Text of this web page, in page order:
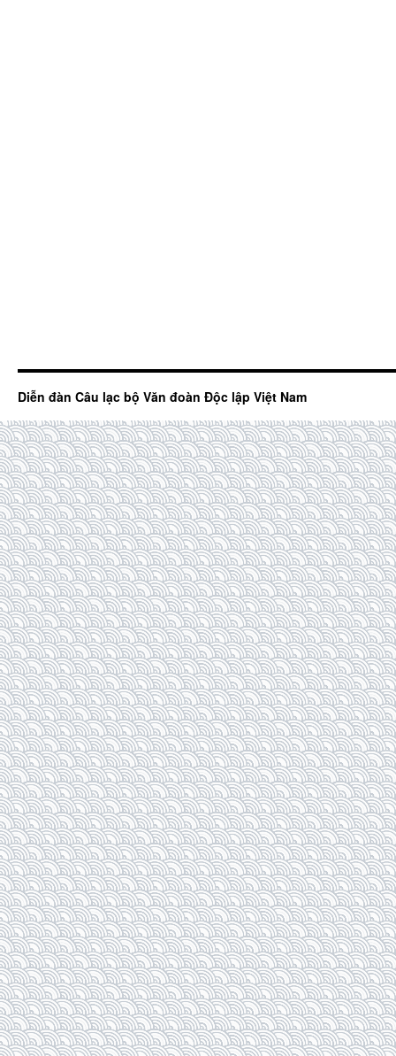
Diễn đàn Câu lạc bộ Văn đoàn Độc lập Việt Nam